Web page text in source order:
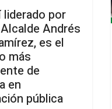
liderado por
Andrés
es el
más
de
en
pública